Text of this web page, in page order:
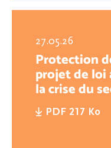
27.05.26
Protection
projet de loi
la crise du
PDF 217 Ko